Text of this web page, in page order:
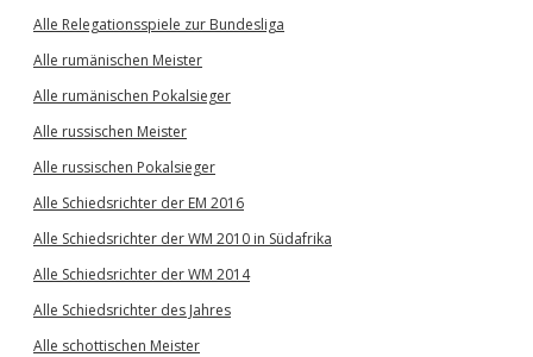
Alle Relegationsspiele zur Bundesliga
Alle rumänischen Meister
Alle rumänischen Pokalsieger
Alle russischen Meister
Alle russischen Pokalsieger
Alle Schiedsrichter der EM 2016
Alle Schiedsrichter der WM 2010 in Südafrika
Alle Schiedsrichter der WM 2014
Alle Schiedsrichter des Jahres
Alle schottischen Meister